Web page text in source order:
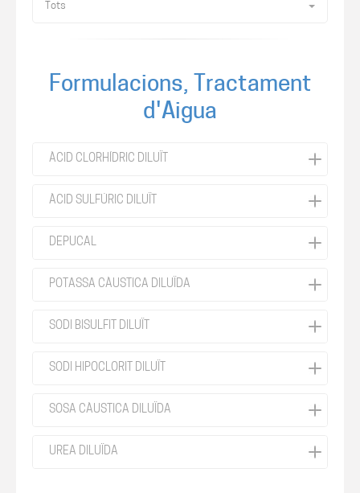
Tots
Formulacions, Tractament
d'Aigua
ÀCID CLORHÍDRIC DILUÏT
ÀCID SULFÚRIC DILUÏT
DEPUCAL
POTASSA CÀUSTICA DILUÏDA
SODI BISULFIT DILUÏT
SODI HIPOCLORIT DILUÏT
SOSA CÀUSTICA DILUÏDA
UREA DILUÏDA